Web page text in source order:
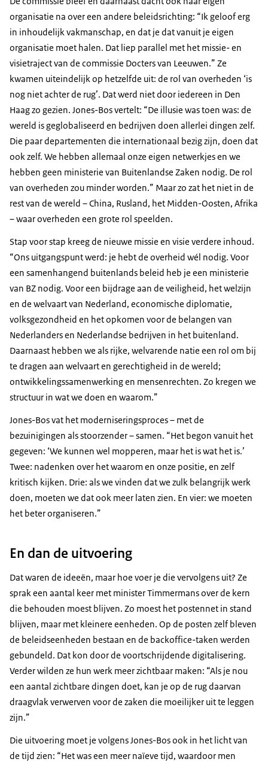
organisatie na over een andere beleidsrichting: “Ik geloof erg
in inhoudelijk vakmanschap, en dat je dat vanuit je eigen
organisatie moet halen. Dat liep parallel met het missie- en
visietraject van de commissie Docters van Leeuwen.” Ze
kwamen uiteindelijk op hetzelfde uit: de rol van overheden ‘is
nog niet achter de rug’. Dat werd niet door iedereen in Den
Haag zo gezien. Jones-Bos vertelt: “De illusie was toen was: de
wereld is geglobaliseerd en bedrijven doen allerlei dingen zelf.
Die paar departementen die internationaal bezig zijn, doen dat
ook zelf. We hebben allemaal onze eigen netwerkjes en we
hebben geen ministerie van Buitenlandse Zaken nodig. De rol
van overheden zou minder worden.” Maar zo zat het niet in de
rest van de wereld – China, Rusland, het Midden-Oosten, Afrika
– waar overheden een grote rol speelden.
Stap voor stap kreeg de nieuwe missie en visie verdere inhoud.
“Ons uitgangspunt werd: je hebt de overheid wél nodig. Voor
een samenhangend buitenlands beleid heb je een ministerie
van BZ nodig. Voor een bijdrage aan de veiligheid, het welzijn
en de welvaart van Nederland, economische diplomatie,
volksgezondheid en het opkomen voor de belangen van
Nederlanders en Nederlandse bedrijven in het buitenland.
Daarnaast hebben we als rijke, welvarende natie een rol om bij
te dragen aan welvaart en gerechtigheid in de wereld;
ontwikkelingssamenwerking en mensenrechten. Zo kregen we
structuur in wat we doen en waarom.”
Jones-Bos vat het moderniseringsproces – met de
bezuinigingen als stoorzender – samen. “Het begon vanuit het
gegeven: ‘We kunnen wel mopperen, maar het is wat het is.’
Twee: nadenken over het waarom en onze positie, en zelf
kritisch kijken. Drie: als we vinden dat we zulk belangrijk werk
doen, moeten we dat ook meer laten zien. En vier: we moeten
het beter organiseren.”
En dan de uitvoering
Dat waren de ideeën, maar hoe voer je die vervolgens uit? Ze
sprak een aantal keer met minister Timmermans over de kern
die behouden moest blijven. Zo moest het postennet in stand
blijven, maar met kleinere eenheden. Op de posten zelf bleven
de beleidseenheden bestaan en de backoffice-taken werden
gebundeld. Dat kon door de voortschrijdende digitalisering.
Verder wilden ze hun werk meer zichtbaar maken: “Als je nou
een aantal zichtbare dingen doet, kan je op de rug daarvan
draagvlak verwerven voor de zaken die moeilijker uit te leggen
zijn.”
Die uitvoering moet je volgens Jones-Bos ook in het licht van
de tijd zien: “Het was een meer naïeve tijd, waardoor men